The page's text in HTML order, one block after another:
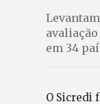
em 34
O Sicredi